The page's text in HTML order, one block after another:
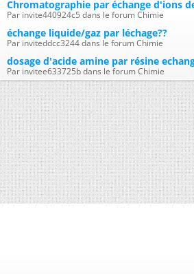
Chromatographie par échange d'ions
Par invite440924c5 dans le forum Chimie
échange liquide/gaz par léchage??
Par inviteddcc3244 dans le forum Chimie
dosage d'acide amine par résine
Par invitee633725b dans le forum Chimie